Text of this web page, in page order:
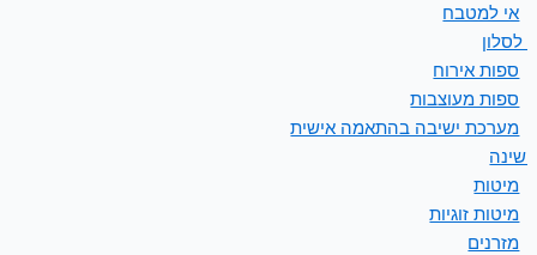
אי למטבח
לסלון
ספות אירוח
ספות מעוצבות
מערכת ישיבה בהתאמה אישית
שינה
מיטות
מיטות זוגיות
מזרנים